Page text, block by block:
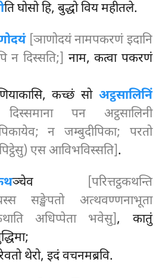
ति घोसो हि, बुद्धो विय महीतले.
[ञाणोदयं नामपकरणं इदानि
न दिस्सति;] नाम, कत्वा पकरणं
कच्छं सो अट्ठसालिनिं
दिस्समाना पन अट्ठसालिनी
न जम्बुदीपिका; परतो
एस आविभविस्सति].
ञ्चेव
[परित्तट्ठकथन्ति
सङ्खेपतो अत्थवण्णनाभूता
अधिप्पेता भवेसु] , कातुं
थेरो, इदं वचनमब्रवि.